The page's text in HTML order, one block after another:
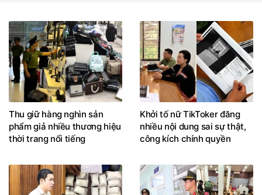
Thu giữ hàng nghìn sản
phẩm giả nhiều thương hiệu
thời trang nổi tiếng
Khởi tố nữ TikToker đăng
nhiều nội dung sai sự thật,
công kích chính quyền